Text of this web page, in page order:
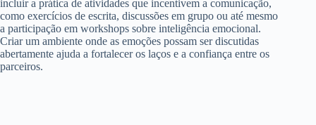
incluir a prática de atividades que incentivem a comunicação,
como exercícios de escrita, discussões em grupo ou até mesmo
a participação em workshops sobre inteligência emocional.
Criar um ambiente onde as emoções possam ser discutidas
abertamente ajuda a fortalecer os laços e a confiança entre os
parceiros.